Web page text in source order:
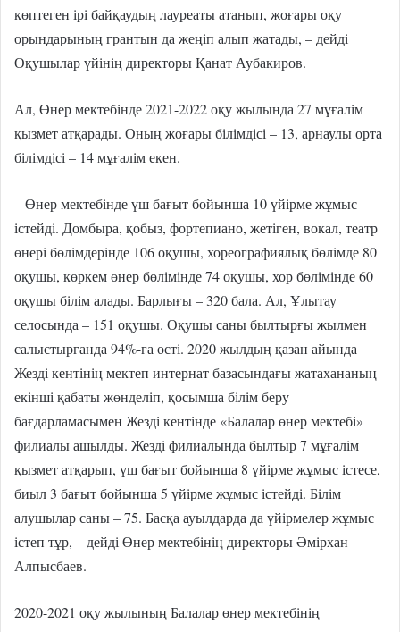
көптеген ірі байқаудың лауреаты атанып, жоғары оқу
орындарының грантын да жеңіп алып жатады, – дейді
Оқушылар үйінің директоры Қанат Аубакиров.
Ал, Өнер мектебінде 2021-2022 оқу жылында 27 мұғалім
қызмет атқарады. Оның жоғары білімдісі – 13, арнаулы орта
білім­дісі – 14 мұғалім екен.
– Өнер мектебінде үш бағыт бойынша 10 үйірме жұмыс
істейді. Домбыра, қобыз, фортепиано, жетіген, вокал, театр
өнері бөлімдерінде 106 оқушы, хореографиялық бөлімде 80
оқушы, көркем өнер бөлімінде 74 оқушы, хор бөлімінде 60
оқушы білім алады. Барлығы – 320 бала. Ал, Ұлытау
селосында – 151 оқушы. Оқушы саны былтырғы жылмен
салыстырғанда 94%-ға өсті. 2020 жылдың қазан айында
Жезді кентінің мектеп интернат базасындағы жатахананың
екінші қабаты жөнделіп, қосымша білім беру
бағдарламасымен Жезді кентінде «Балалар өнер мектебі»
филиалы ашылды. Жезді филиалында былтыр 7 мұғалім
қызмет атқарып, үш бағыт бойынша 8 үйірме жұмыс істесе,
биыл 3 бағыт бойынша 5 үйірме жұмыс істейді. Білім
алушылар саны – 75. Басқа ауылдарда да үйірмелер жұмыс
істеп тұр, – дейді Өнер мектебінің директоры Әмірхан
Алпысбаев.
2020-2021 оқу жылының Балалар өнер мектебінің